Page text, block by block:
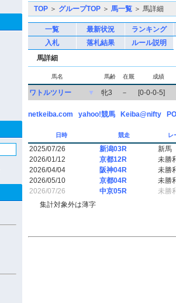
TOP ＞ グループTOP ＞ 馬一覧 ＞ 馬詳細
一覧 最新状況
ランキング
入札
落札結果
ルール説明
馬詳細
馬名 馬齢 在厩 成績
ワトルツリー ▼ 牝3 － [0-0-0-5]
netkeiba.com yahoo!競馬 Keiba@nifty
日時 競走 レ
2025/07/26 新潟03R
新馬
2026/01/12
京都12R
未勝
2026/04/04
阪神04R
未勝
2026/05/10
京都04R
未勝
2026/07/26
中京05R
未勝
集計対象外は薄字